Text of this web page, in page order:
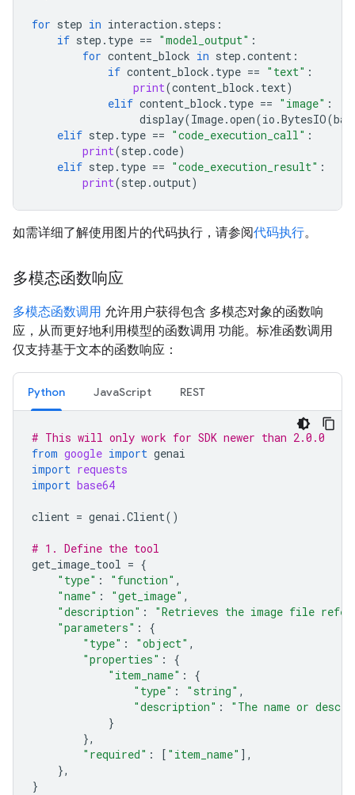
for step in interaction . steps :
if step . type == "model_output" :
for content_block in step .content :
if content_block . type == "text" :
print(content_block . text)
elif content_block . type == "image" :
display(Image.open(io .BytesIO(
elif step . type == "code_execution_call" :
print(step .code)
elif step . type == "code_execution_result" :
print(step .output)
如需详细了解使用图片的代码执行，请参阅代码执行。
多模态函数响应
多模态函数调用 允许用户获得包含 多模态对象的函数响
应，从而更好地利用模型的函数调用 功能。标准函数调用
仅支持基于文本的函数响应：
Python JavaScript REST
# This will only work for SDK newer than 2.0.0
from google import genai
import requests
import base64
client = genai .Client()
# 1. Define the tool
get_image_tool = {
"type" : "function" ,
"name" : "get_image" ,
"description" :
"Retrieves the image file
"parameters" :
{
"type" : "object" ,
"properties" :
{
"item_name" :
{
"type" : "string" ,
"description" :
"The name or
}
},
"required" : [ "item_name" ],
},
}